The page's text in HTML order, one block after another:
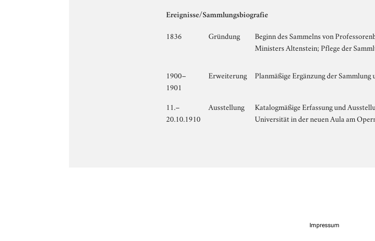
Ereignisse/Sammlungsbiografie
1836 Gründung
Beginn des Sammelns von
Ministers Altenstein; Pflege der
1900–
1901
Erweiterung Planmäßige Ergänzung der
11.–
20.10.1910
Ausstellung
Katalogmäßige Erfassung und
Universität in der neuen Aula am
Impressum